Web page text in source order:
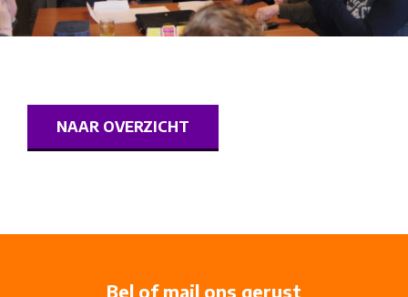
NAAR OVERZICHT
Bel of mail ons gerust